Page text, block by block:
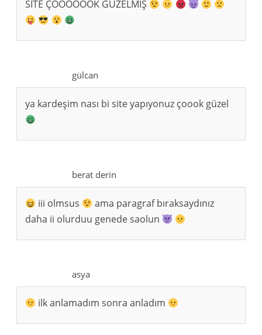
SİTE ÇOOOOOOK GÜZELMİŞ
gülcan
ya kardeşim nası bi site yapıyonuz çoook güzel
berat derin
iii olmsus
ama paragraf bıraksaydınız
daha ii olurduu genede saolun
asya
ilk anlamadım sonra anladım